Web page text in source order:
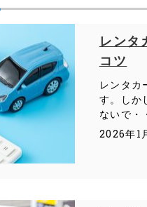
レンタ
コツ
レンタカ
す。しか
ないで・
2026年1